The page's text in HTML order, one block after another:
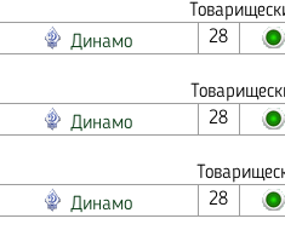
Динамо 28
Динамо 28
Динамо 28